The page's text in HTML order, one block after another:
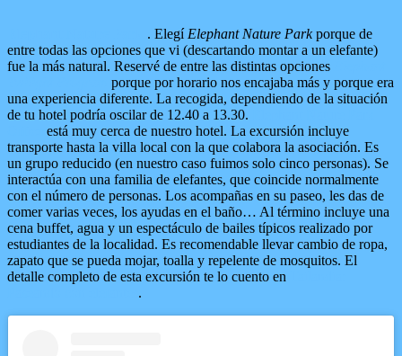
. Elegí Elephant Nature Parkporque de
entre todas las opciones que vi (descartando montar a un elefante)
fue la más natural. Reservé de entre las distintas opciones
porque por horario nos encajaba más y porque era
una experiencia diferente. La recogida, dependiendo de la situación
de tu hotel podría oscilar de 12.40 a 13.30.
está muy cerca de nuestro hotel. La excursión incluye
transporte hasta la villa local con la que colabora la asociación. Es
un grupo reducido (en nuestro caso fuimos solo cinco personas). Se
interactúa con una familia de elefantes, que coincide normalmente
con el número de personas. Los acompañas en su paseo, les das de
comer varias veces, los ayudas en el baño… Al término incluye una
cena buffet, agua y un espectáculo de bailes típicos realizado por
estudiantes de la localidad. Es recomendable llevar cambio de ropa,
zapato que se pueda mojar, toalla y repelente de mosquitos. El
detalle completo de esta excursión te lo cuento en
.